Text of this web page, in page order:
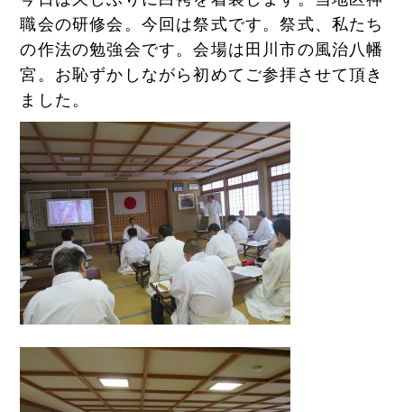
職会の研修会。今回は祭式です。祭式、私たち
の作法の勉強会です。会場は田川市の風治八幡
宮。お恥ずかしながら初めてご参拝させて頂き
ました。